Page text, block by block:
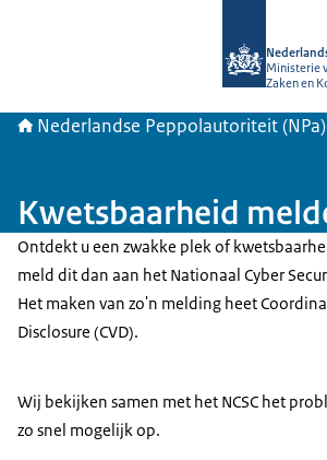
Ministerie
Zaken en
Nederlandse Peppolautoriteit (NPa)
Kwetsbaarheid
Ontdekt u een zwakke plek of
meld dit dan aan het Nationaal Cyber
Het maken van zo'n melding heet
Disclosure (CVD).
Wij bekijken samen met het NCSC het
zo snel mogelijk op.